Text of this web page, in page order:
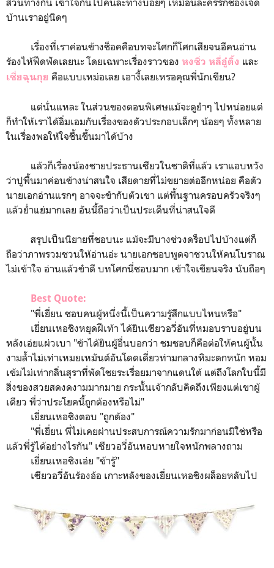
บ้านเราอยู่นิดๆ
เรื่องที่เราค่อนข้างช็อคคือบทจะโศกก็โศกเสียจนอีคนอ่าน
ร้องไห้ฟึดฟัดเลยนะ โดยเฉพาะเรื่องราวของ หงซิ่ว หลี่อู๋ติ้ง และ
เซี่ยฉุนกุย คือแบบเหม่อเลย เอางี้เลยเหรอคุณพี่นักเขียน?
แต่นั่นแหละ ในส่วนของตอนพิเศษแม้จะดูยำๆ ไปหน่อยแต่
ก็ทำให้เราได้อิ่มเอมกับเรื่องของตัวประกอบเล็กๆ น้อยๆ ทั้งหลาย
ในเรื่องพอให้ใจชื้นขึ้นมาได้บ้าง
แล้วก็เรื่องน้องชายประธานเซียวในชาติที่แล้ว เราแอบหวัง
ว่าปูพื้นมาค่อนข้างน่าสนใจ เสียดายที่ไม่ขยายต่ออีกหน่อย คือตัว
นายเอกอ่านแรกๆ อาจจะขำกับตัวเขา แต่พื้นฐานครอบครัวจริงๆ
แล้วย่ำแย่มากเลย อันนี้ถือว่าเป็นประเด็นที่น่าสนใจดี
สรุปเป็นนิยายที่ชอบนะ แม้จะมีบางช่วงดร็อปไปบ้างแต่ก็
ถือว่าภาพรวมชวนให้อ่านอ่ะ นายเอกชอบพูดจาชวนให้คนโบราณ
ไม่เข้าใจ อ่านแล้วขำดี บทโศกนี่ชอบมาก เข้าใจเขียนจริง นับถือๆ
Best Quote:
"พี่เยี่ยน ชอบคนผู้หนึ่งนี้เป็นความรู้สึกแบบไหนหรือ"
เยี่ยนเหอชิงหยุดฝีเท้า ได้ยินเซียวอวี่อันที่หมอบราบอยู่บน
หลังเอ่ยแผ่วเบา "ข้าได้ยินผู้อื่นบอกว่า ชมชอบก็คือต่อให้คนผู้นั้น
งามล้ำไม่เท่าเหมยเหมันต์อันโดดเดี่ยวท่ามกลางหิมะตกหนัก หอม
เข้มไม่เท่ากลิ่นสุราที่พัดโชยระเรื่อยมาจากแดนใต้ แต่ถึงโลกใบนี้มี
สิ่งของสวยสดงดงามมากมาย กระนั้นเจ้ากลับคิดถึงเพียงแต่เขาผู้
เดียว พี่ว่าประโยคนี้ถูกต้องหรือไม่"
เยี่ยนเหอชิงตอบ "ถูกต้อง"
"พี่เยี่ยน พี่ไม่เคยผ่านประสบการณ์ความรักมาก่อนมิใช่หรือ
แล้วพี่รู้ได้อย่างไรกัน" เซียวอวี่อันหอบหายใจหนักพลางถาม
เยี่ยนเหอชิงเอ่ย "ข้ารู้"
เซียวอวี่อันร้องอ้อ เกาะหลังของเยี่ยนเหอชิงผล็อยหลับไป